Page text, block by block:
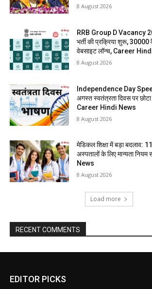
8 August 2026
RRB Group D Vacancy
भर्ती की प्रक्रिया शुरू,
वेबसाइट लॉन्च, Career
8 August 2026
Independence Day
अगस्त स्वतंत्रता दिवस पर
Career Hindi News
8 August 2026
मेडिकल शिक्षा में बड़ा बदलाव:
अस्पतालों के लिए मान्यता
News
8 August 2026
Load more
RECENT COMMENTS
EDITOR PICKS